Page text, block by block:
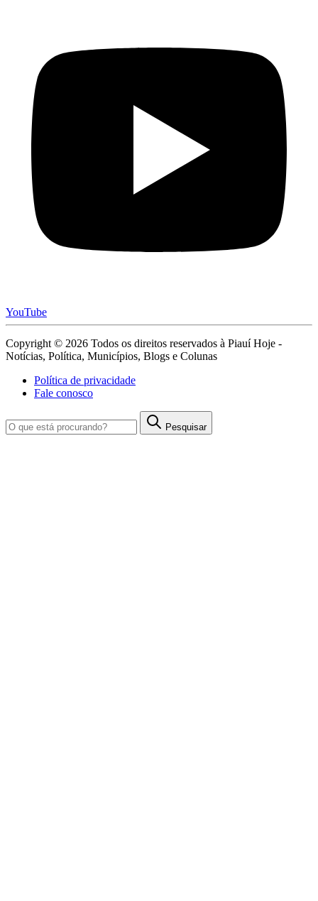
YouTube
Copyright © 2026 Todos os direitos reservados à Piauí Hoje -
Notícias, Política, Municípios, Blogs e Colunas
Política de privacidade
Fale conosco
Pesquisar